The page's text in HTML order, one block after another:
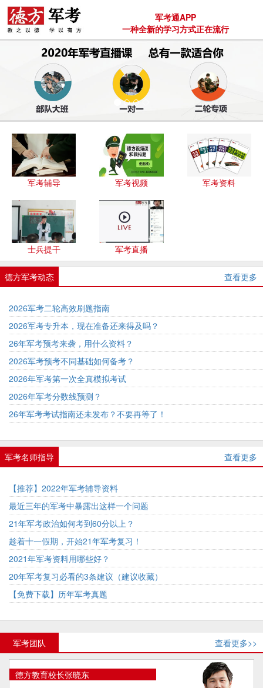
军考通APP
一种全新的学习方式正在流行
军考辅导 军考视频 军考资料
士兵提干 军考直播
德方军考动态 查看更多
2026军考二轮高效刷题指南
2026军考专升本，现在准备还来得及吗？
26年军考预考来袭，用什么资料？
2026军考预考不同基础如何备考？
2026年军考第一次全真模拟考试
2026年军考分数线预测？
26年军考考试指南还未发布？不要再等了！
军考名师指导 查看更多
【推荐】2022年军考辅导资料
最近三年的军考中暴露出这样一个问题
21年军考政治如何考到60分以上？
趁着十一假期，开始21年军考复习！
2021年军考资料用哪些好？
20年军考复习必看的3条建议（建议收藏）
【免费下载】历年军考真题
军考团队 查看更多>>
德方教育校长张晓东